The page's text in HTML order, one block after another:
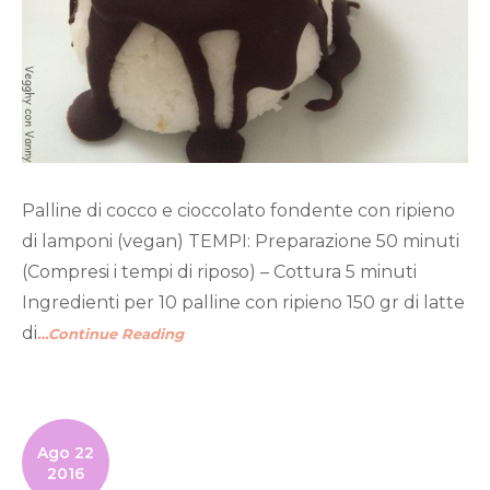
Palline di cocco e cioccolato fondente con ripieno
di lamponi (vegan) TEMPI: Preparazione 50 minuti
(Compresi i tempi di riposo) – Cottura 5 minuti
Ingredienti per 10 palline con ripieno 150 gr di latte
di…Continue Reading
Ago 22
2016